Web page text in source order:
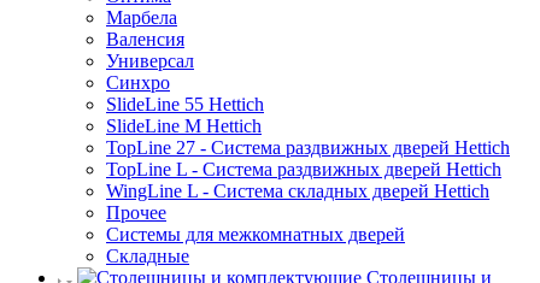
Марбела
Валенсия
Универсал
Синхро
SlideLine 55 Hettich
SlideLine M Hettich
TopLine 27 - Система раздвижных дверей Hettich
TopLine L - Система раздвижных дверей Hettich
WingLine L - Система складных дверей Hettich
Прочее
Системы для межкомнатных дверей
Складные
Столешницы и